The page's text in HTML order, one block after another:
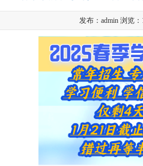
发布：admin 浏览：